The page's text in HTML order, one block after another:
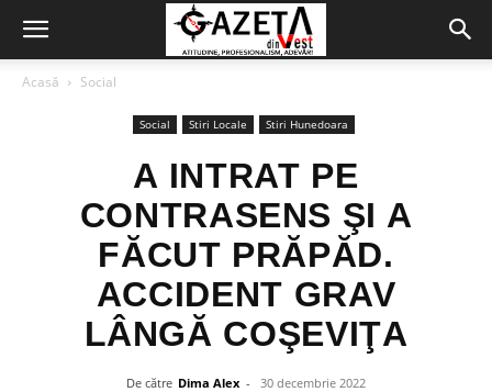
Acasă Social
Social Stiri Locale Stiri Hunedoara
A INTRAT PE
CONTRASENS ŞI A
FĂCUT PRĂPĂD.
ACCIDENT GRAV
LÂNGĂ COŞEVIŢA
De către Dima Alex - 30 decembrie 2022